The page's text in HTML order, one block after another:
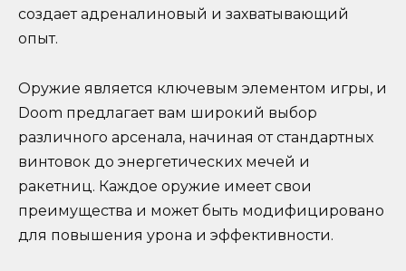
создает адреналиновый и захватывающий
опыт.
Оружие является ключевым элементом игры, и
Doom предлагает вам широкий выбор
различного арсенала, начиная от стандартных
винтовок до энергетических мечей и
ракетниц. Каждое оружие имеет свои
преимущества и может быть модифицировано
для повышения урона и эффективности.